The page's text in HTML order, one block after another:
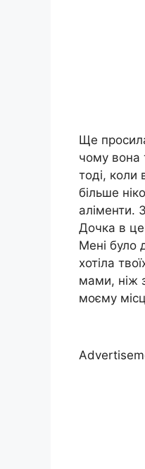
Ще
чому вона
тоді, коли
більше
аліменти.
Дочка в
Мені було
хотіла
мами, ніж
моєму